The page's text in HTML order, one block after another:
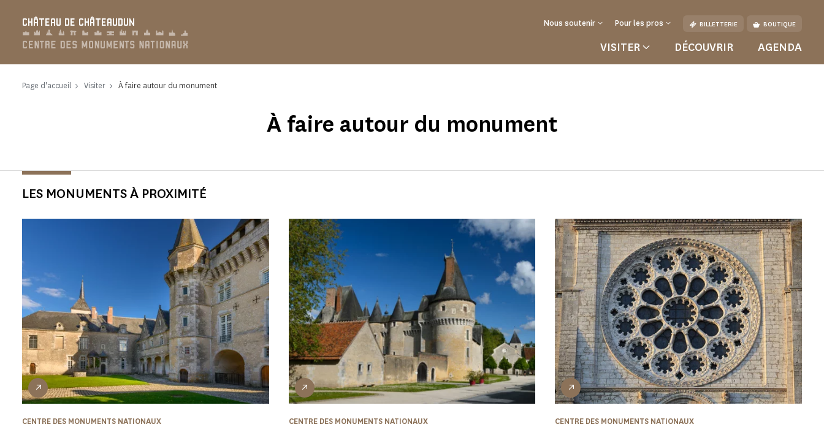
CHÂTEAU DE CHÂTEAUDUN Nous soutenir Pour les pros BILLETTERIE BOUTIQUE
VISITER DÉCOUVRIR AGENDA
Page d'accueil Visiter À faire autour du monument
À faire autour du monument
LES MONUMENTS À PROXIMITÉ
CENTRE DES MONUMENTS NATIONAUX CENTRE DES MONUMENTS NATIONAUX CENTRE DES MONUMENTS NATIONAUX